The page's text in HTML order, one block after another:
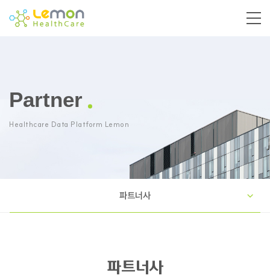
Partner
Healthcare Data Platform Lemon
파트너사
파트너사